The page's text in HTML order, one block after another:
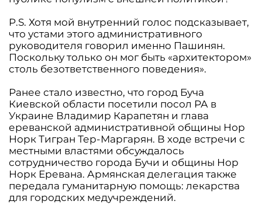
P.S. Хотя мой внутренний голос подсказывает,
что устами этого административного
руководителя говорил именно Пашинян.
Поскольку только он мог быть «архитектором»
столь безответственного поведения».
Ранее стало известно, что город Буча
Киевской области посетили посол РА в
Украине Владимир Карапетян и глава
ереванской административной общины Нор
Норк Тигран Тер-Маргарян. В ходе встречи с
местными властями обсуждалось
сотрудничество города Бучи и общины Нор
Норк Еревана. Армянская делегация также
передала гуманитарную помощь: лекарства
для городских медучреждений.